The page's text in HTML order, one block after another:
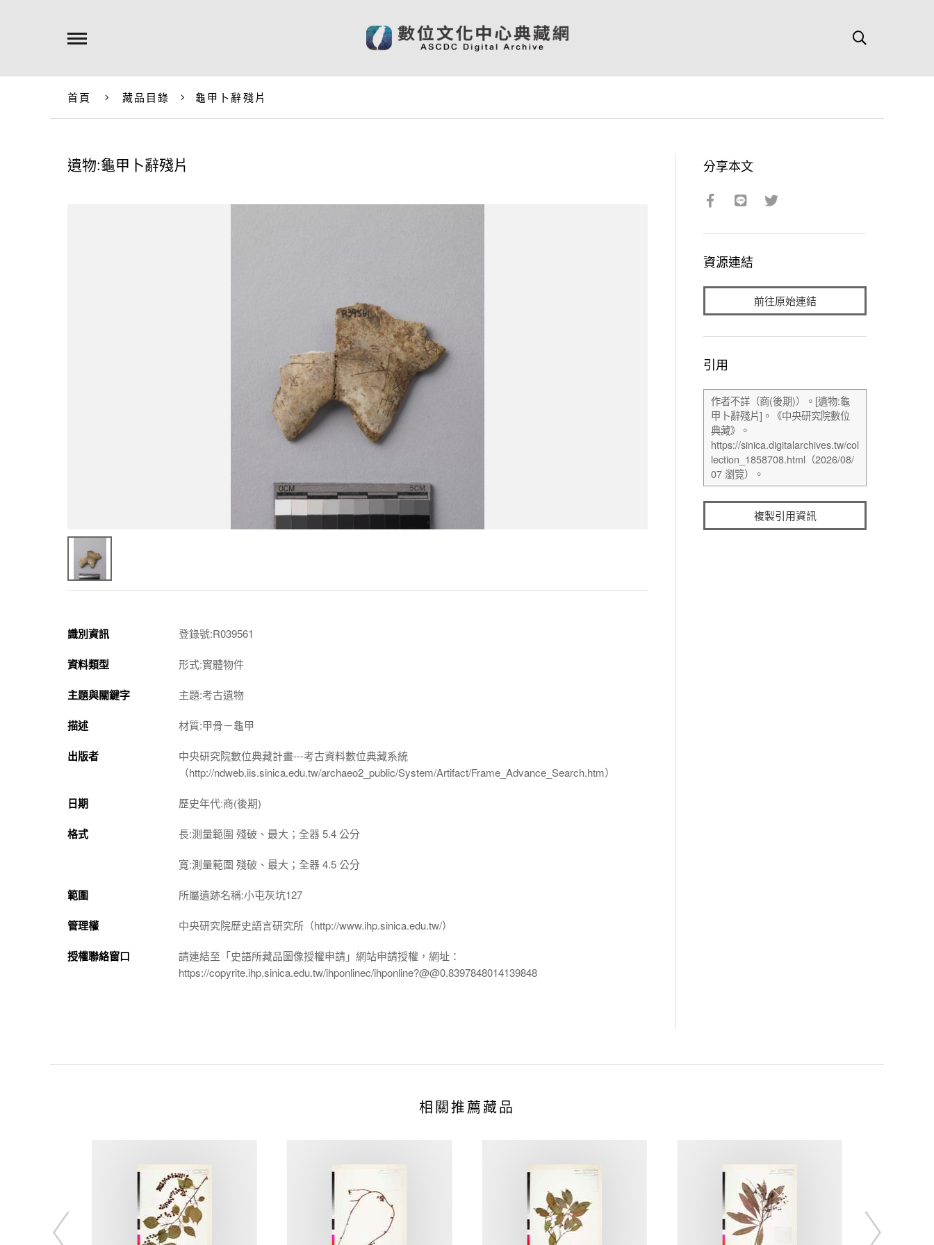
首頁 藏品目錄 龜甲卜辭殘片
遺物:龜甲卜辭殘片
識別資訊 登錄號:R039561
資料類型 形式:實體物件
主題與關鍵字 主題:考古遺物
描述 材質:甲骨－龜甲
出版者
中央研究院數位典藏計畫---考古資料數位典藏系統
（http://ndweb.iis.sinica.edu.tw/archaeo2_public/System/Artifact/Frame_Advance_Search.htm）
日期 歷史年代:商(後期)
格式 長:測量範圍 殘破、最大；全器 5.4 公分
寬:測量範圍 殘破、最大；全器 4.5 公分
範圍 所屬遺跡名稱:小屯灰坑127
管理權 中央研究院歷史語言研究所（http://www.ihp.sinica.edu.tw/）
授權聯絡窗口
請連結至「史語所藏品圖像授權申請」網站申請授權，網址：
https://copyrite.ihp.sinica.edu.tw/ihponlinec/ihponline?@@0.8397848014139848
分享本文
資源連結
前往原始連結
引用
複製引用資訊
相關推薦藏品